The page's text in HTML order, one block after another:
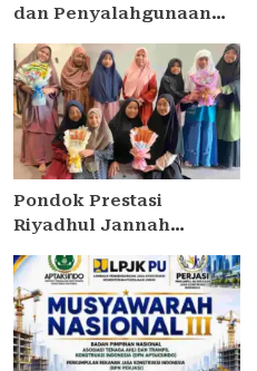
dan Penyalahgunaan
Tropodo . Kec Waru .
Kab . Sidoarjo
Pondok Prestasi
Riyadhul Jannah
Presentasi dan
Pembinaan Karakter
Santriwati Yatim Dhuafa